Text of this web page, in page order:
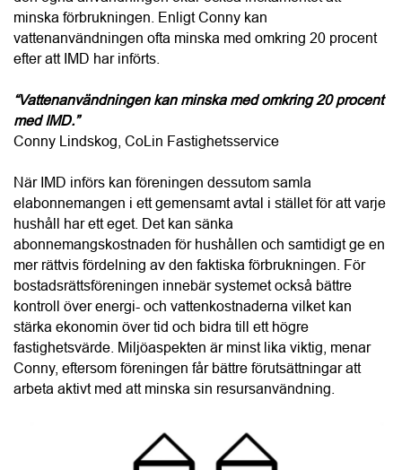
minska förbrukningen. Enligt Conny kan
vattenanvändningen ofta minska med omkring 20 procent
efter att IMD har införts.
“Vattenanvändningen kan minska med omkring 20 procent
med IMD.”
Conny Lindskog, CoLin Fastighetsservice
När IMD införs kan föreningen dessutom samla
elabonnemangen i ett gemensamt avtal i stället för att varje
hushåll har ett eget. Det kan sänka
abonnemangskostnaden för hushållen och samtidigt ge en
mer rättvis fördelning av den faktiska förbrukningen. För
bostadsrättsföreningen innebär systemet också bättre
kontroll över energi- och vattenkostnaderna vilket kan
stärka ekonomin över tid och bidra till ett högre
fastighetsvärde. Miljöaspekten är minst lika viktig, menar
Conny, eftersom föreningen får bättre förutsättningar att
arbeta aktivt med att minska sin resursanvändning.